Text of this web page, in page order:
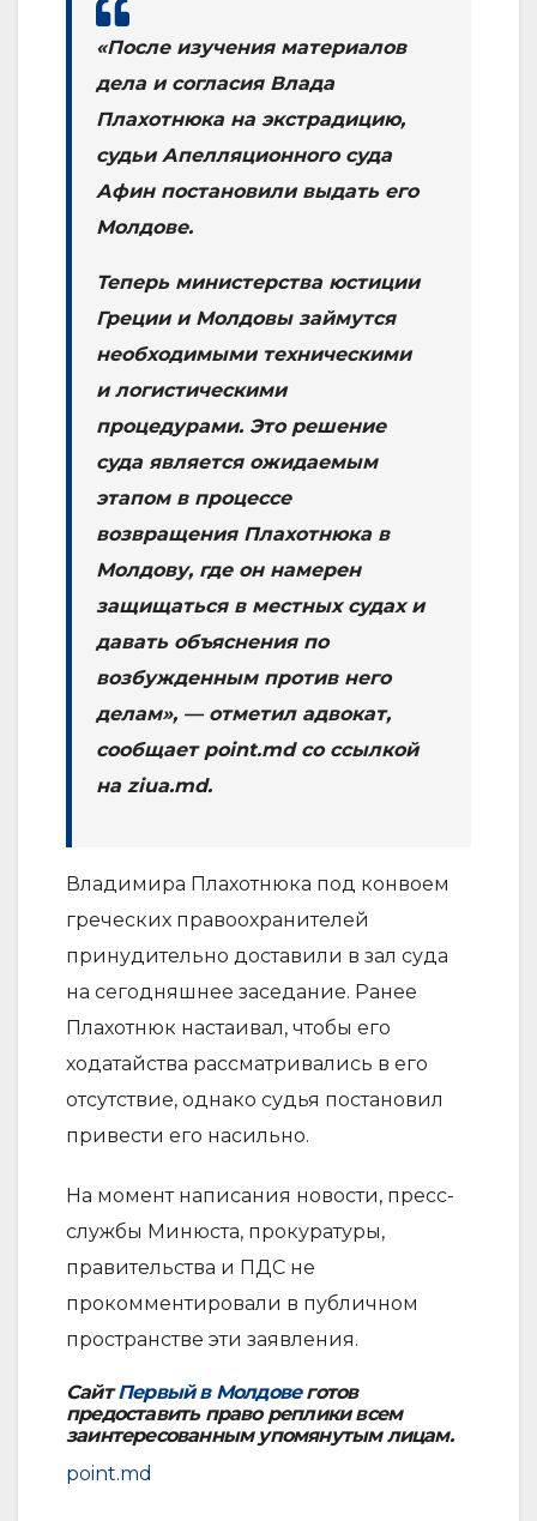
«После изучения материалов
дела и согласия Влада
Плахотнюка на экстрадицию,
судьи Апелляционного суда
Афин постановили выдать его
Молдове.
Теперь министерства юстиции
Греции и Молдовы займутся
необходимыми техническими
и логистическими
процедурами. Это решение
суда является ожидаемым
этапом в процессе
возвращения Плахотнюка в
Молдову, где он намерен
защищаться в местных судах и
давать объяснения по
возбужденным против него
делам», — отметил адвокат,
сообщает point.md со ссылкой
на ziua.md.
Владимира Плахотнюка под конвоем
греческих правоохранителей
принудительно доставили в зал суда
на сегодняшнее заседание. Ранее
Плахотнюк настаивал, чтобы его
ходатайства рассматривались в его
отсутствие, однако судья постановил
привести его насильно.
На момент написания новости, пресс-
службы Минюста, прокуратуры,
правительства и ПДС не
прокомментировали в публичном
пространстве эти заявления.
СайтПервый в Молдовеготов
предоставить право реплики всем
заинтересованным упомянутым лицам.
point.md